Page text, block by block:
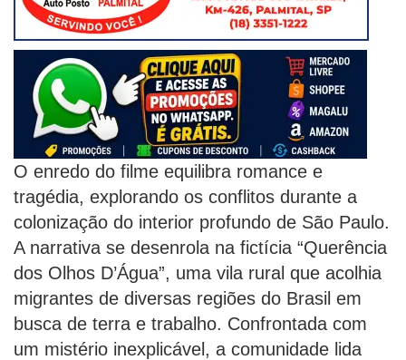
O enredo do filme equilibra romance e
tragédia, explorando os conflitos durante a
colonização do interior profundo de São Paulo.
A narrativa se desenrola na fictícia “Querência
dos Olhos D’Água”, uma vila rural que acolhia
migrantes de diversas regiões do Brasil em
busca de terra e trabalho. Confrontada com
um mistério inexplicável, a comunidade lida